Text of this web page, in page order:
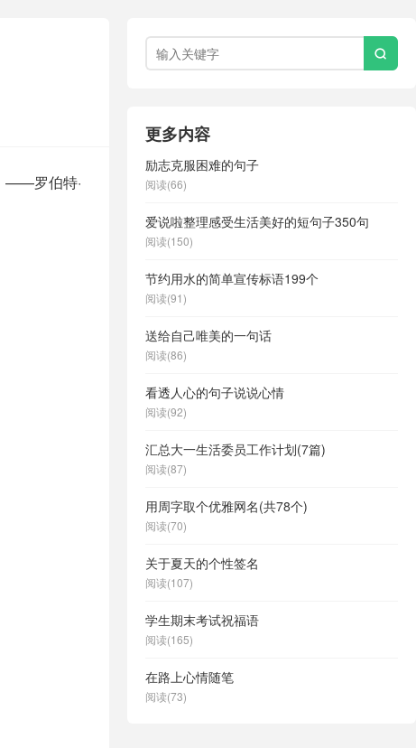
——罗伯特·

更多内容
励志克服困难的句子
阅读(66)
爱说啦整理感受生活美好的短句子350句
阅读(150)
节约用水的简单宣传标语199个
阅读(91)
送给自己唯美的一句话
阅读(86)
看透人心的句子说说心情
阅读(92)
汇总大一生活委员工作计划(7篇)
阅读(87)
用周字取个优雅网名(共78个)
阅读(70)
关于夏天的个性签名
阅读(107)
学生期末考试祝福语
阅读(165)
在路上心情随笔
阅读(73)